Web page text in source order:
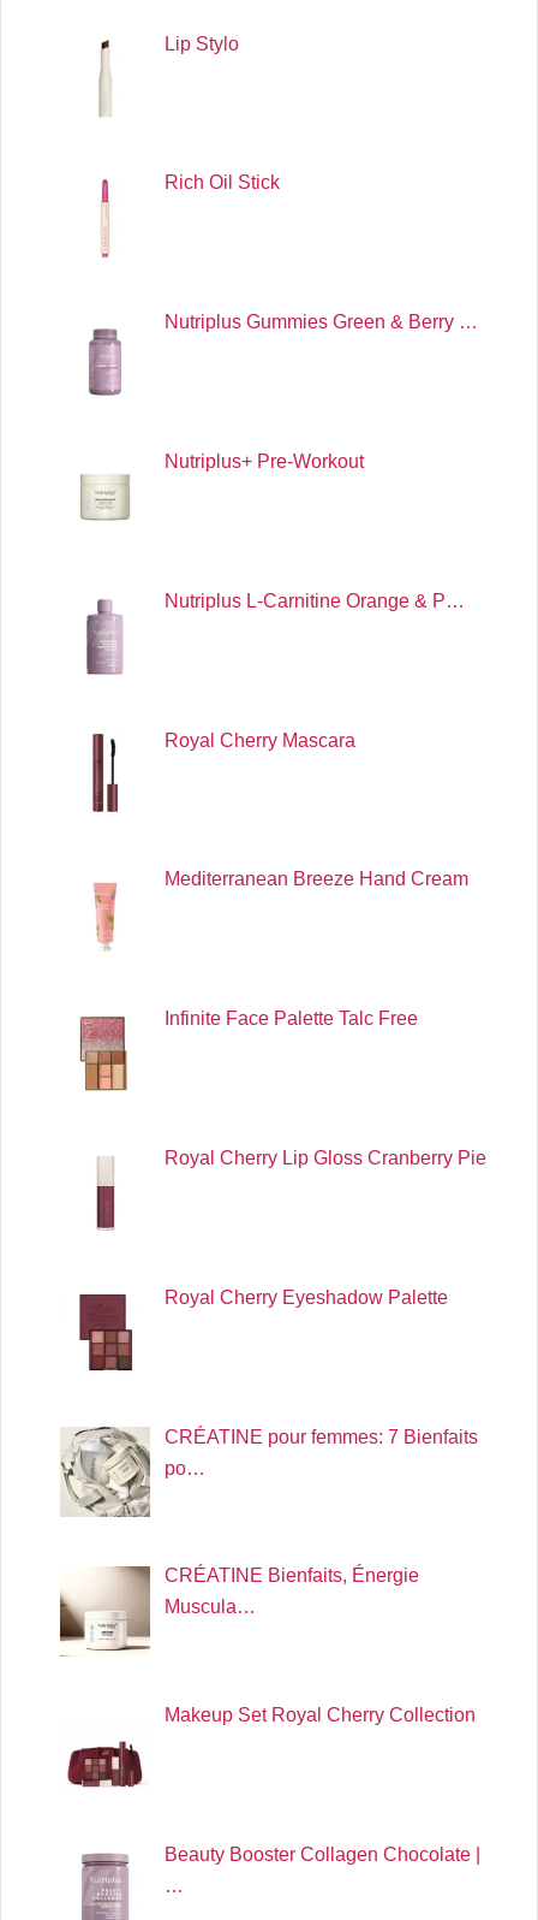
Lip Stylo
Rich Oil Stick
Nutriplus Gummies Green & Berry …
Nutriplus+ Pre-Workout
Nutriplus L-Carnitine Orange & P…
Royal Cherry Mascara
Mediterranean Breeze Hand Cream
Infinite Face Palette Talc Free
Royal Cherry Lip Gloss Cranberry Pie
Royal Cherry Eyeshadow Palette
CRÉATINE pour femmes: 7 Bienfaits
po…
CRÉATINE Bienfaits, Énergie
Muscula…
Makeup Set Royal Cherry Collection
Beauty Booster Collagen Chocolate |
…